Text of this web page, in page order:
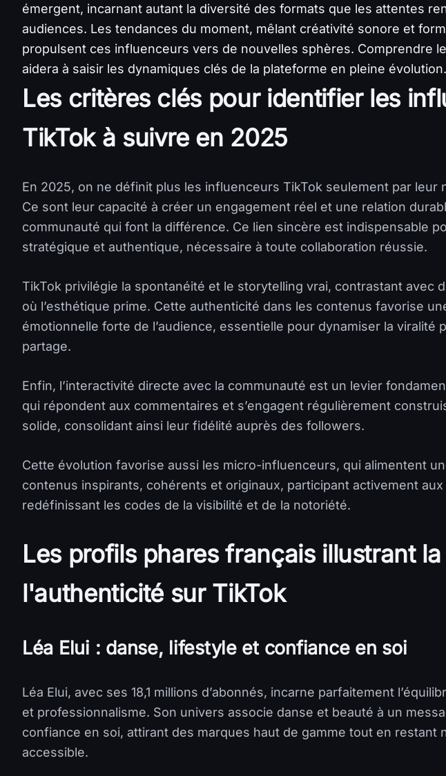
émergent, incarnant autant la diversité des formats que les attentes
audiences. Les tendances du moment, mêlant créativité sonore et
propulsent ces influenceurs vers de nouvelles sphères. Comprendre
aidera à saisir les dynamiques clés de la plateforme en pleine évolution.
Les critères clés pour identifier les
TikTok à suivre en 2025
En 2025, on ne définit plus les influenceurs TikTok seulement par leur
Ce sont leur capacité à créer un engagement réel et une relation
communauté qui font la différence. Ce lien sincère est indispensable
stratégique et authentique, nécessaire à toute collaboration réussie.
TikTok privilégie la spontanéité et le storytelling vrai, contrastant avec
où l’esthétique prime. Cette authenticité dans les contenus favorise
émotionnelle forte de l’audience, essentielle pour dynamiser la viralité
partage.
Enfin, l’interactivité directe avec la communauté est un levier
qui répondent aux commentaires et s’engagent régulièrement
solide, consolidant ainsi leur fidélité auprès des followers.
Cette évolution favorise aussi les micro-influenceurs, qui alimentent
contenus inspirants, cohérents et originaux, participant activement
redéfinissant les codes de la visibilité et de la notoriété.
Les profils phares français illustrant
l'authenticité sur TikTok
Léa Elui : danse, lifestyle et confiance en soi
Léa Elui, avec ses 18,1 millions d’abonnés, incarne parfaitement
et professionnalisme. Son univers associe danse et beauté à un
confiance en soi, attirant des marques haut de gamme tout en restant
accessible.